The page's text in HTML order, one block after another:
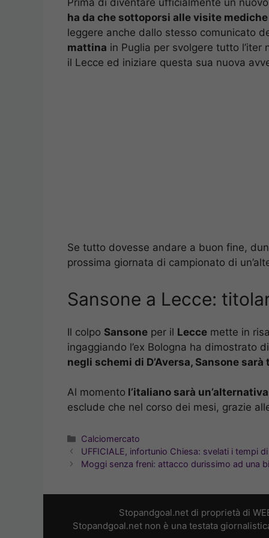
ha da che sottoporsi alle visite
leggere anche dallo stesso comunicato
mattina in Puglia per svolgere tutto
il Lecce ed iniziare questa sua nuova
Se tutto dovesse andare a buon fine,
prossima giornata di campionato di
Sansone a Lecce:
Il colpo Sansone per il Lecce mette in
ingaggiando l’ex Bologna ha dimostrato
negli schemi di D’Aversa, Sansone
Al momento l’italiano sarà
esclude che nel corso dei mesi, grazie
Categorie
Calciomercato
UFFICIALE, infortunio Chiesa: svelati i tempi
Moggi senza freni: attacco durissimo ad una
Stopandgoal.net di proprietà di
Stopandgoal.net non è una testata